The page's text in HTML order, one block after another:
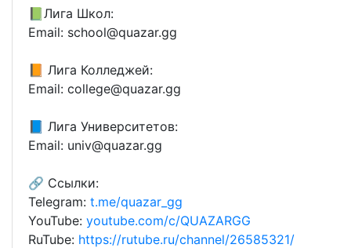
📗Лига Школ:
Email: school@quazar.gg
📙 Лига Колледжей:
Email: college@quazar.gg
📘 Лига Университетов:
Email: univ@quazar.gg
🔗 Ссылки:
Telegram: t.me/quazar_gg
YouTube: youtube.com/c/QUAZARGG
RuTube: https://rutube.ru/channel/26585321/